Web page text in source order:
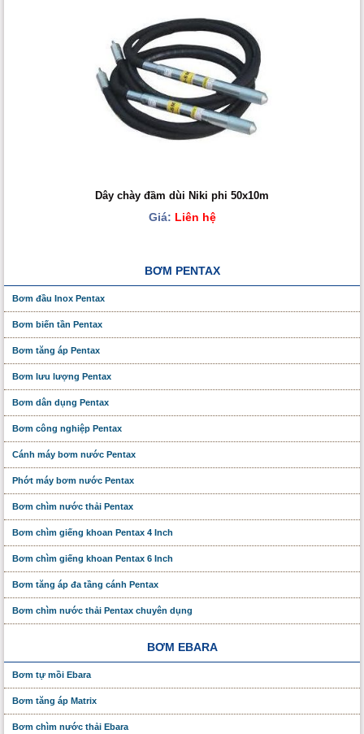
Dây chày đầm dùi Niki phi 50x10m
Giá: Liên hệ
BƠM PENTAX
Bơm đầu Inox Pentax
Bơm biến tần Pentax
Bơm tăng áp Pentax
Bơm lưu lượng Pentax
Bơm dân dụng Pentax
Bơm công nghiệp Pentax
Cánh máy bơm nước Pentax
Phớt máy bơm nước Pentax
Bơm chìm nước thải Pentax
Bơm chìm giếng khoan Pentax 4 Inch
Bơm chìm giếng khoan Pentax 6 Inch
Bơm tăng áp đa tầng cánh Pentax
Bơm chìm nước thải Pentax chuyên dụng
BƠM EBARA
Bơm tự mồi Ebara
Bơm tăng áp Matrix
Bơm chìm nước thải Ebara